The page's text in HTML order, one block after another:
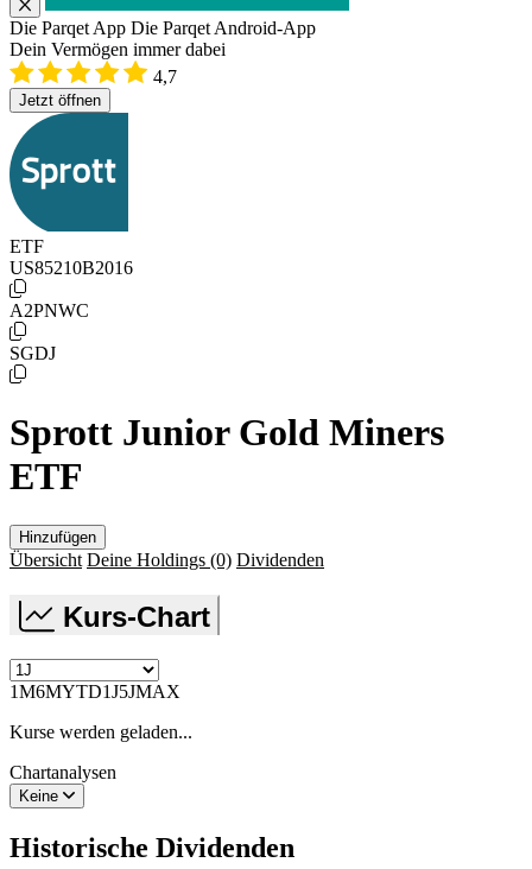
Die Parqet App Die Parqet Android-App
Dein Vermögen immer dabei
4,7
Jetzt öffnen
ETF
US85210B2016
A2PNWC
SGDJ
Sprott Junior Gold Miners
ETF
Hinzufügen
Übersicht Deine Holdings (0) Dividenden
Kurs-Chart
1M6MYTD1J5JMAX
Kurse werden geladen...
Chartanalysen
Keine
Historische Dividenden